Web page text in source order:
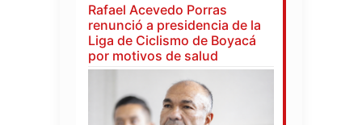
Rafael Acevedo Porras
renunció a presidencia de la
Liga de Ciclismo de Boyacá
por motivos de salud